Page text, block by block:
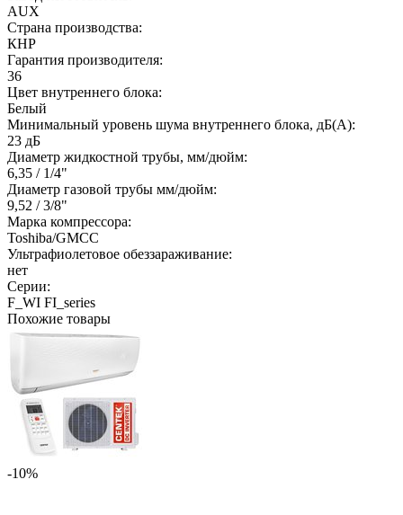
AUX
Страна производства:
КНР
Гарантия производителя:
36
Цвет внутреннего блока:
Белый
Минимальный уровень шума внутреннего блока, дБ(А):
23 дБ
Диаметр жидкостной трубы, мм/дюйм:
6,35 / 1/4"
Диаметр газовой трубы мм/дюйм:
9,52 / 3/8"
Марка компрессора:
Toshiba/GMCC
Ультрафиолетовое обеззараживание:
нет
Серии:
F_WI FI_series
Похожие товары
-10%